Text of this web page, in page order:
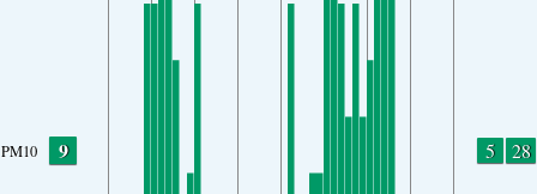
PM10 9 5 28